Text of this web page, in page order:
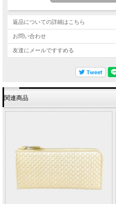
返品についての詳細はこちら
お問い合わせ
友達にメールですすめる
関連商品